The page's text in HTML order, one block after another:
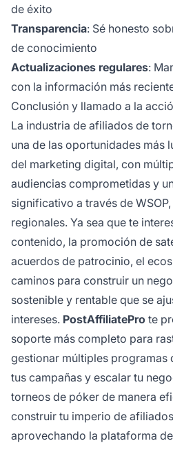
de éxito
Transparencia: Sé honesto
de conocimiento
Actualizaciones regulares:
con la información más
Conclusión y llamado a la
La industria de afiliados de
una de las oportunidades más
del marketing digital, con
audiencias comprometidas y
significativo a través de
regionales. Ya sea que te
contenido, la promoción de
acuerdos de patrocinio, el
caminos para construir un
sostenible y rentable que se
intereses. PostAffiliatePro te
soporte más completo para
gestionar múltiples
tus campañas y escalar tu
torneos de póker de manera
construir tu imperio de
aprovechando la plataforma